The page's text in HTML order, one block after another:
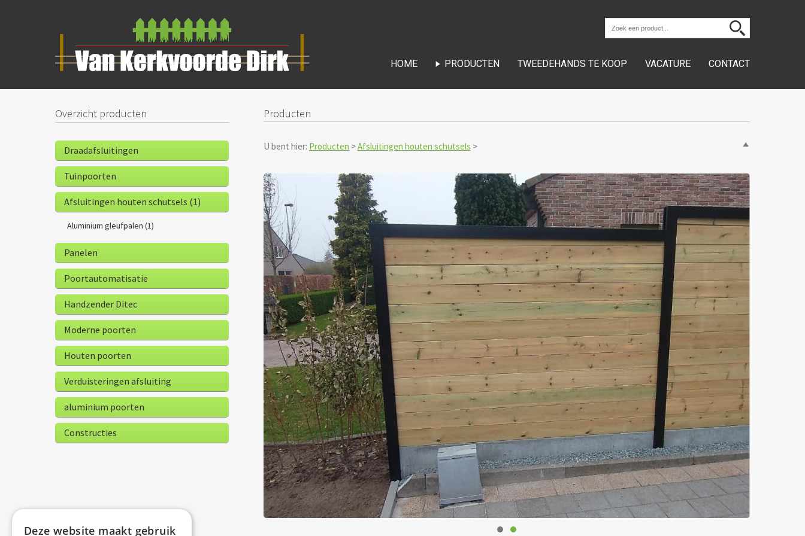
HOME PRODUCTEN TWEEDEHANDS TE KOOP VACATURE CONTACT
Producten
U bent hier: Producten >Afsluitingen houten schutsels >
Overzicht producten
Draadafsluitingen
Tuinpoorten
Afsluitingen houten schutsels (1)
Aluminium gleufpalen (1)
Panelen
Poortautomatisatie
Handzender Ditec
Moderne poorten
Houten poorten
Verduisteringen afsluiting
aluminium poorten
Constructies
Deze website maakt gebruik